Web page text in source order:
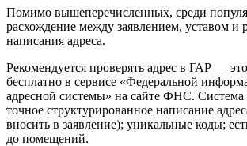
Помимо вышеперечисленных, среди
расхождение между заявлением, уставом и
написания адреса.
Рекомендуется проверять адрес в ГАР —
бесплатно в сервисе «Федеральной
адресной системы» на сайте ФНС. Система
точное структурированное написание
вносить в заявление); уникальные коды;
до помещений.